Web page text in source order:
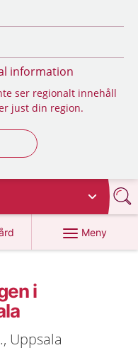
information
ser regionalt innehåll
just din region.
Meny
i
Uppsala